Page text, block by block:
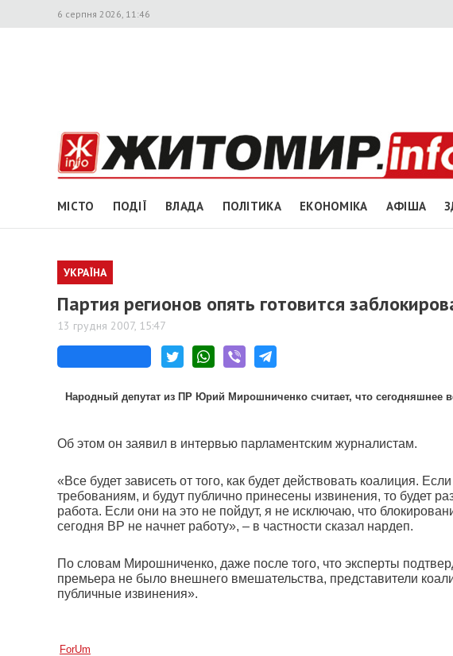
6 серпня 2026, 11:46
МІСТО ПОДІЇ ВЛАДА ПОЛІТИКА ЕКОНОМІКА АФІША
УКРАЇНА
Партия регионов опять готовится
13 грудня 2007, 15:47
Народный депутат из ПР Юрий Мирошниченко считает, что сегодняшнее
Об этом он заявил в интервью парламентским журналистам.
«Все будет зависеть от того, как будет действовать коалиция.
требованиям, и будут публично принесены извинения, то будет
работа. Если они на это не пойдут, я не исключаю, что
сегодня ВР не начнет работу», – в частности сказал нардеп.
По словам Мирошниченко, даже после того, что эксперты
премьера не было внешнего вмешательства, представители
публичные извинения».
ForUm